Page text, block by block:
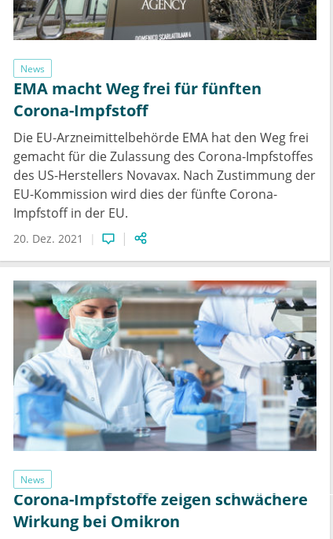
News
EMA macht Weg frei für fünften
Corona-Impfstoff
Die EU-Arzneimittelbehörde EMA hat den Weg frei
gemacht für die Zulassung des Corona-Impfstoffes
des US-Herstellers Novavax. Nach Zustimmung der
EU-Kommission wird dies der fünfte Corona-
Impfstoff in der EU.
20. Dez. 2021
News
Corona-Impfstoffe zeigen schwächere
Wirkung bei Omikron